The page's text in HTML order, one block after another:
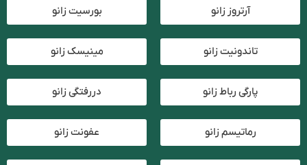
آرتروز زانو بورسیت زانو
تاندونیت زانو مینیسک زانو
پارگی رباط زانو دررفتگی زانو
رماتیسم زانو عفونت زانو